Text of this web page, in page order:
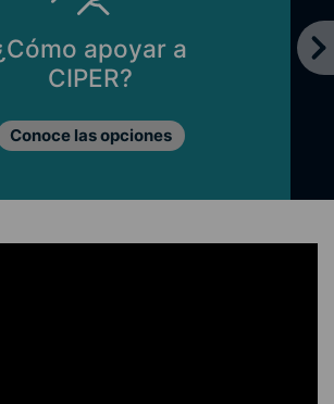
apoyar a
CIPER?
Conoce las opciones